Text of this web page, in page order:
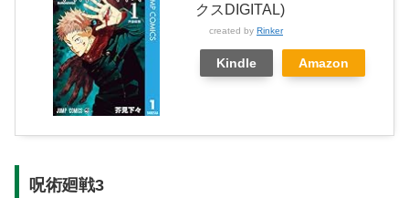
クスDIGITAL)
created by Rinker
Kindle Amazon
呪術廻戦3